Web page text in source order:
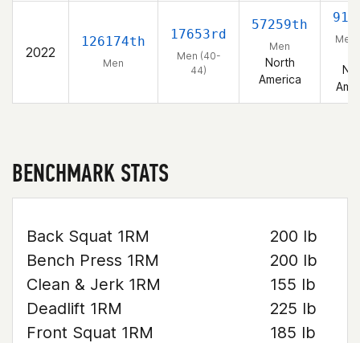
2022
126174th
Men
17653rd
Men (40-
44)
57259th
Men
North
America
Men
BENCHMARK STATS
Back Squat 1RM
200 lb
Bench Press 1RM
200 lb
Clean & Jerk 1RM
155 lb
Deadlift 1RM
225 lb
Front Squat 1RM
185 lb